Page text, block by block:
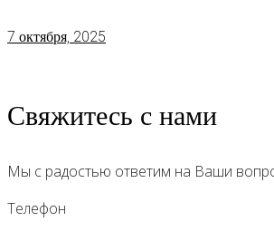
7 октября, 2025
Свяжитесь с нами
Мы с радостью ответим на Ваши
Телефон